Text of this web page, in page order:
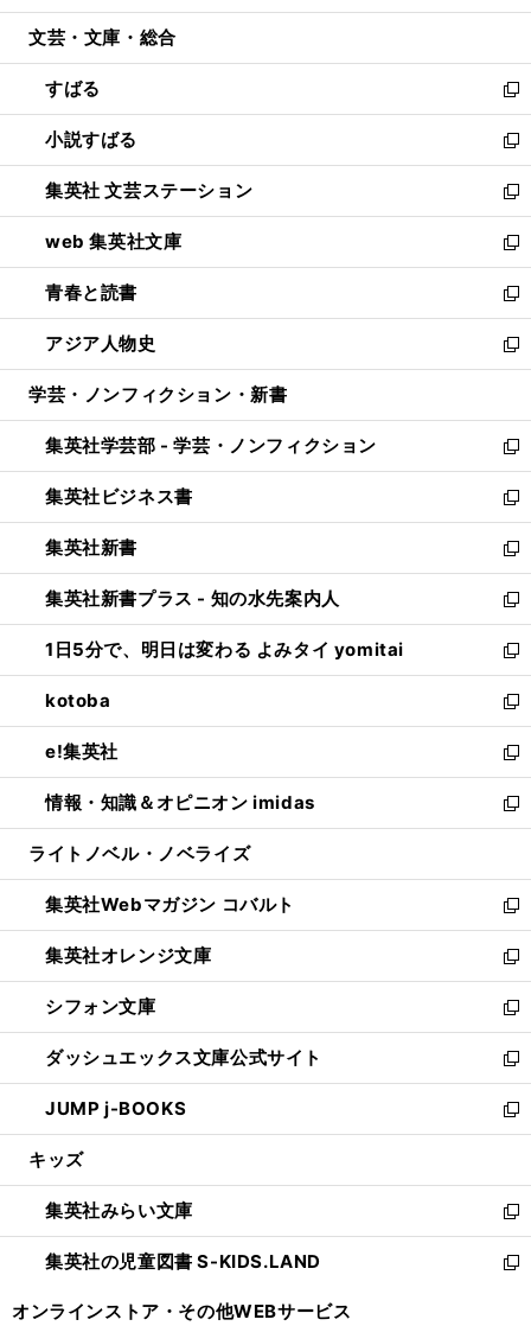
開
ウ
開
く
ン
ウ
で
開
く
ウ
ン
ド
ウ
で
開
く
文芸・文庫・総合
すばる
新
し
い
ウ
ィ
ン
ド
ウ
で
開
く
小説すばる
新
し
い
ウ
ィ
ン
ド
ウ
で
開
集英社 文芸ステーション
新
し
い
ウ
ィ
ン
ド
ウ
開
く
web 集英社文庫
新
し
い
ウ
ィ
ン
ウ
で
開
く
青春と読書
新
し
い
ウ
ン
ド
ウ
で
開
く
アジア人物史
新
し
ウ
ィ
ン
ド
ウ
で
開
く
学芸・ノンフィクション・新書
集英社学芸部 - 学芸・ノンフィクション
新
し
い
ウ
ィ
ン
ド
ウ
で
開
く
集英社ビジネス書
新
し
い
ウ
ィ
ン
ド
ウ
で
開
く
集英社新書
新
し
い
ウ
ィ
ン
ド
ウ
で
開
く
集英社新書プラス - 知の水先案内人
新
し
い
ウ
ィ
ン
ド
ウ
で
開
1日5分で、明日は変わる よみタイ yomitai
新
し
い
ウ
ィ
ン
ド
ウ
開
く
kotoba
新
し
い
ウ
ィ
ン
ウ
で
開
く
e!集英社
新
し
い
ウ
ン
ド
ウ
で
開
く
情報・知識＆オピニオン imidas
新
し
ウ
ィ
ン
ド
ウ
で
開
く
ライトノベル・ノベライズ
集英社Webマガジン コバルト
新
し
い
ウ
ィ
ン
ド
ウ
で
開
集英社オレンジ文庫
新
し
い
ウ
ィ
ン
ド
ウ
開
く
シフォン文庫
新
し
い
ウ
ィ
ン
ウ
で
開
く
ダッシュエックス文庫公式サイト
新
し
い
ウ
ン
ド
ウ
で
JUMP j-BOOKS
新
し
ウ
ィ
ン
ド
キッズ
集英社みらい文庫
新
し
い
集英社の児童図書 S-KIDS.LAND
新
オンラインストア・ その他WEBサービス